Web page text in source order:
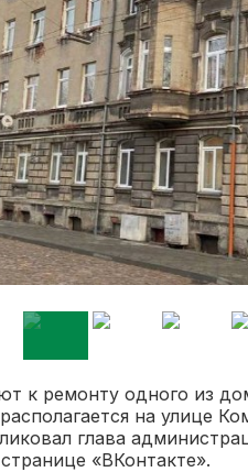
к ремонту одного из
на улице
глава
«ВКонтакте».